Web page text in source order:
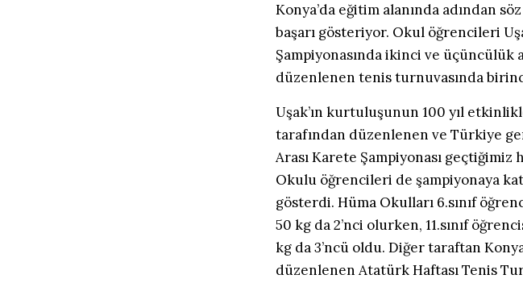
Konya’da eğitim alanında adından
başarı gösteriyor. Okul öğrencileri
Şampiyonasında ikinci ve üçüncülük
düzenlenen tenis turnuvasında
Uşak’ın kurtuluşunun 100 yıl
tarafından düzenlenen ve Türkiye
Arası Karete Şampiyonası
Okulu öğrencileri de şampiyonaya
gösterdi. Hüma Okulları 6.sınıf
50 kg da 2’nci olurken, 11.sınıf
kg da 3’ncü oldu. Diğer taraftan
düzenlenen Atatürk Haftası Tenis